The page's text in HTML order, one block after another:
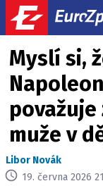
Myslí si,
muže v
Libor Novák
19. června 2026